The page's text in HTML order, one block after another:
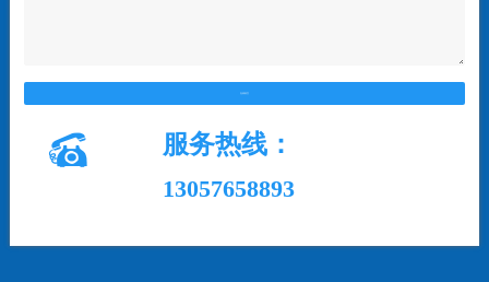
 服务热线：
13057658893